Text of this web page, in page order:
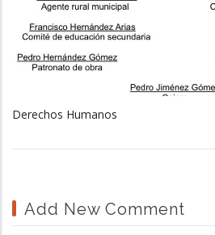
Derechos Humanos
Add New Comment